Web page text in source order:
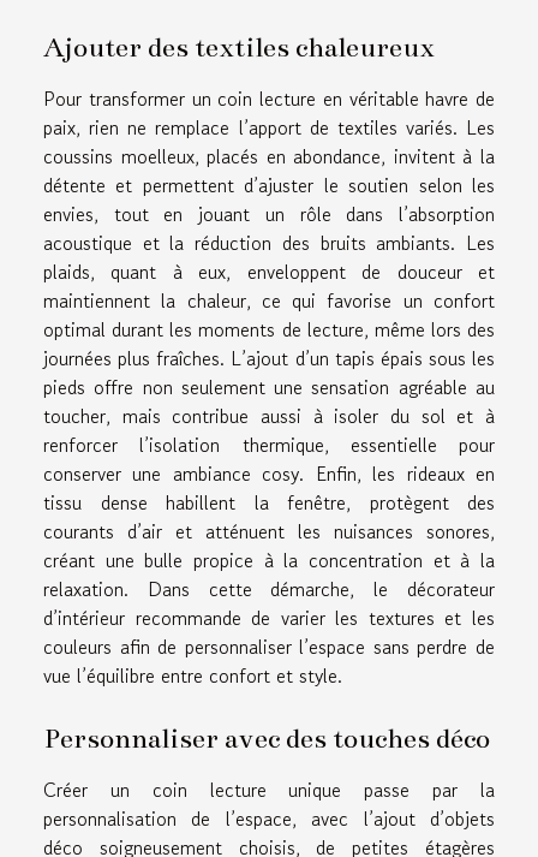
Ajouter des textiles chaleureux
Pour transformer un coin lecture en véritable havre de
paix, rien ne remplace l’apport de textiles variés. Les
coussins moelleux, placés en abondance, invitent à la
détente et permettent d’ajuster le soutien selon les
envies, tout en jouant un rôle dans l’absorption
acoustique et la réduction des bruits ambiants. Les
plaids, quant à eux, enveloppent de douceur et
maintiennent la chaleur, ce qui favorise un confort
optimal durant les moments de lecture, même lors des
journées plus fraîches. L’ajout d’un tapis épais sous les
pieds offre non seulement une sensation agréable au
toucher, mais contribue aussi à isoler du sol et à
renforcer l’isolation thermique, essentielle pour
conserver une ambiance cosy. Enfin, les rideaux en
tissu dense habillent la fenêtre, protègent des
courants d’air et atténuent les nuisances sonores,
créant une bulle propice à la concentration et à la
relaxation. Dans cette démarche, le décorateur
d’intérieur recommande de varier les textures et les
couleurs afin de personnaliser l’espace sans perdre de
vue l’équilibre entre confort et style.
Personnaliser avec des touches déco
Créer un coin lecture unique passe par la
personnalisation de l’espace, avec l’ajout d’objets
déco soigneusement choisis, de petites étagères